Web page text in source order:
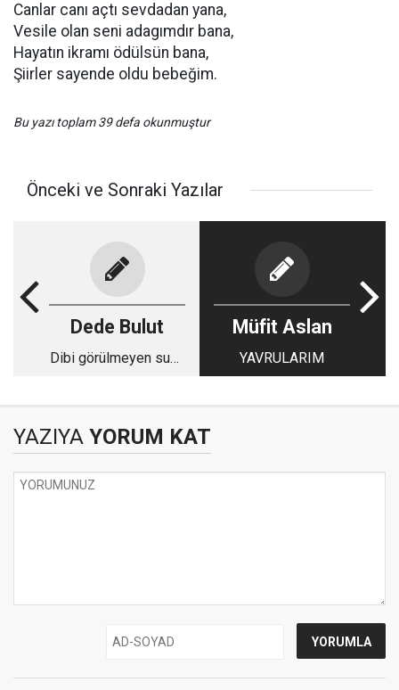
Canlar canı açtı sevdadan yana,
Vesile olan seni adagımdır bana,
Hayatın ikramı ödülsün bana,
Şiirler sayende oldu bebeğim.
Bu yazı toplam 39 defa okunmuştur
Önceki ve Sonraki Yazılar
Dede Bulut
Dibi görülmeyen suya
Müfit Aslan
YAVRULARIM
YAZIYA YORUM KAT